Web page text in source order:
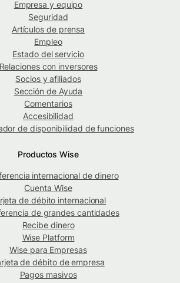
Empresa y equipo
Seguridad
Artículos de prensa
Empleo
Estado del servicio
Relaciones con inversores
Socios y afiliados
Sección de Ayuda
Comentarios
Accesibilidad
de disponibilidad de funciones
Productos Wise
internacional de dinero
Cuenta Wise
de débito internacional
de grandes cantidades
Recibe dinero
Wise Platform
Wise para Empresas
de débito de empresa
Pagos masivos